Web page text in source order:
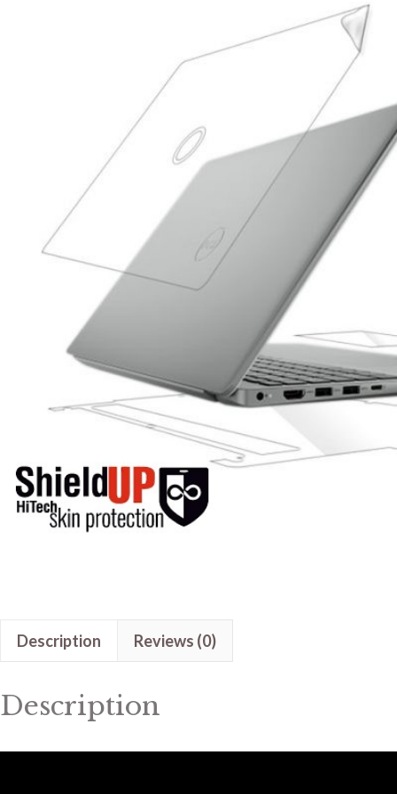
Description Reviews (0)
Description